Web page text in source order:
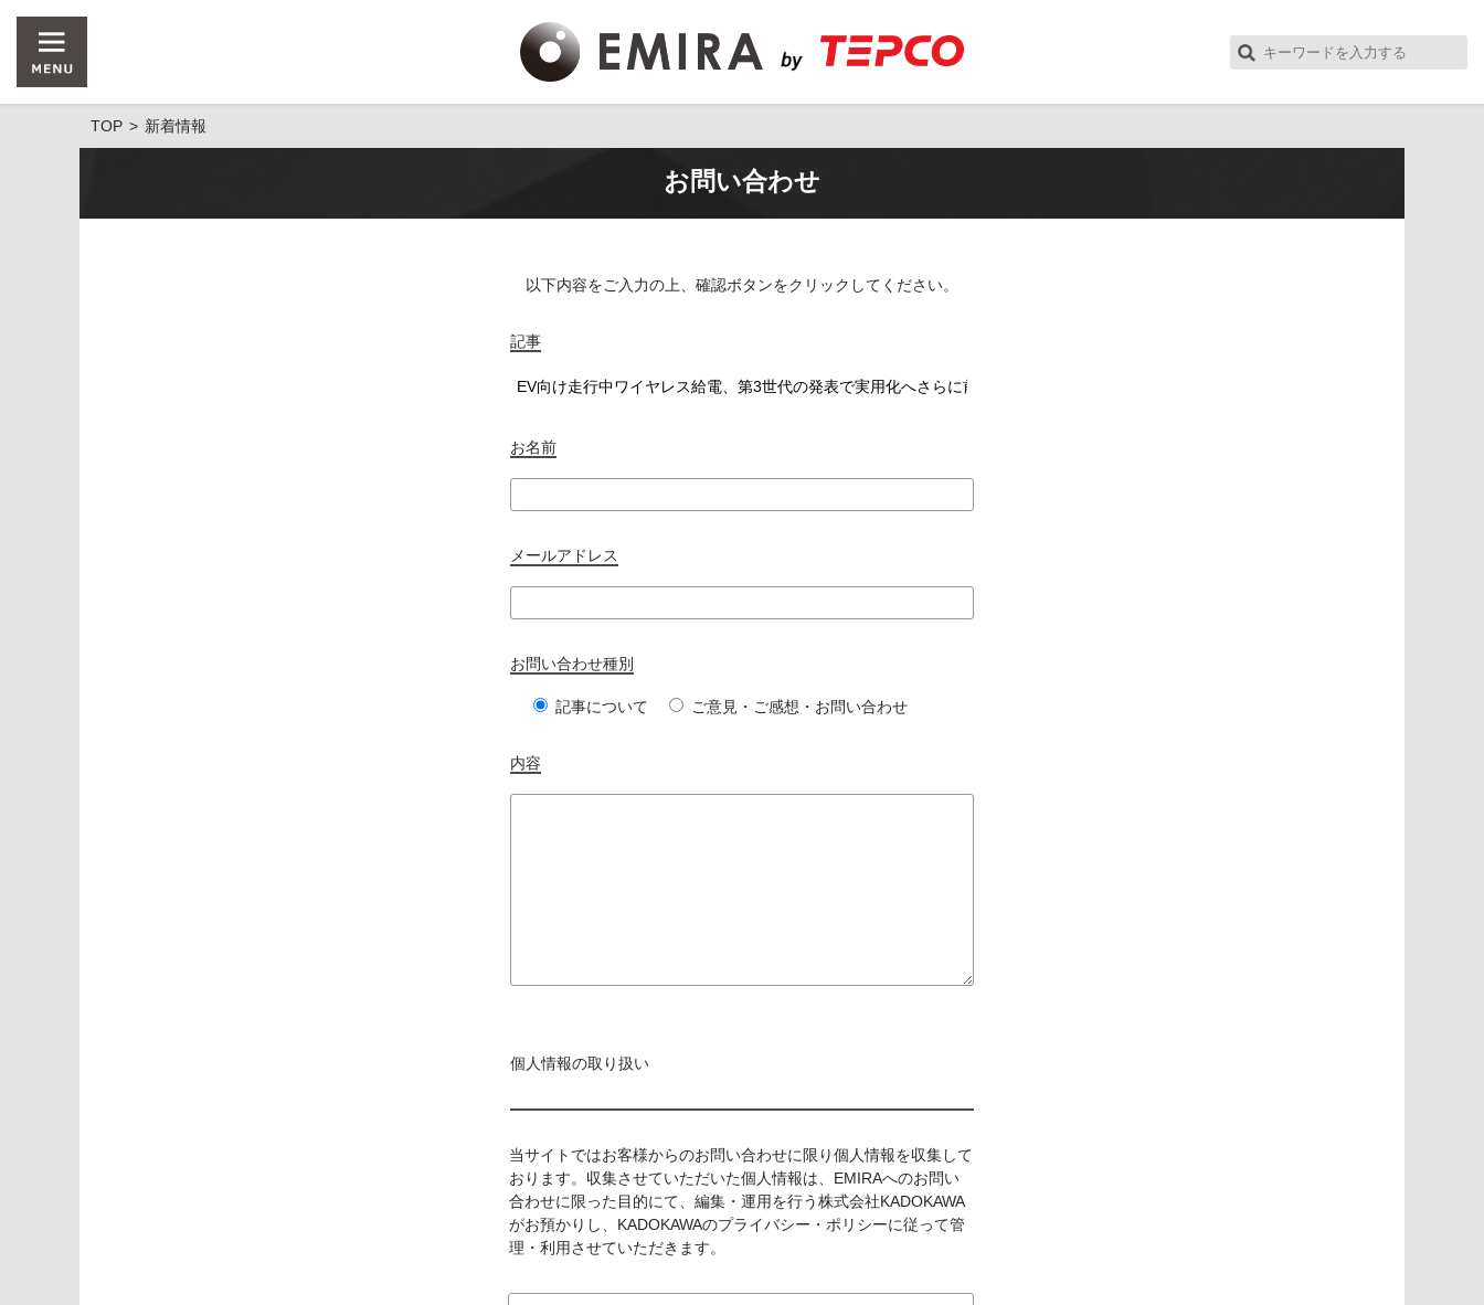
TOP 新着情報
お問い合わせ
以下内容をご入力の上、 確認ボタンをクリックしてください。
記事
お名前
メールアドレス
お問い合わせ種別
記事について ご意見・ご感想・お問い合わせ
内容
個人情報の取り扱い
当サイトではお客様からのお問い合わせに限り個人情報を収集して
おります。収集させていただいた個人情報は、EMIRAへのお問い
合わせに限った目的にて、編集・運用を行う株式会社KADOKAWA
がお預かりし、KADOKAWAのプライバシー・ポリシーに従って管
理・利用させていただきます。